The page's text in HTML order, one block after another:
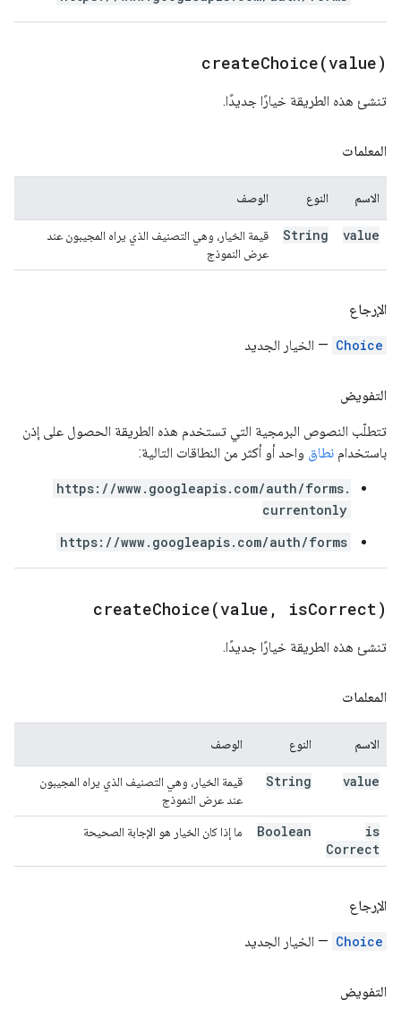
createChoice(value)
تنشئ هذه الطريقة خيارًا جديدًا.
المعلمات
الاسم النوع الوصف
value
String
قيمة الخيار، وهي التصنيف الذي يراه المجيبون عند
عرض النموذج
الإرجاع
Choice — الخيار الجديد
التفويض
تتطلّب النصوص البرمجية التي تستخدم هذه الطريقة الحصول على إذن
باستخدام نطاق واحد أو أكثر من النطاقات التالية:
https://www.googleapis.com/auth/forms.
currentonly
https://www.googleapis.com/auth/forms
createChoice(value , isCorrect)
تنشئ هذه الطريقة خيارًا جديدًا.
المعلمات
الاسم النوع الوصف
value
String
قيمة الخيار، وهي التصنيف الذي يراه المجيبون
عند عرض النموذج
is
Correct
Boolean ما إذا كان الخيار هو الإجابة الصحيحة
الإرجاع
Choice — الخيار الجديد
التفويض